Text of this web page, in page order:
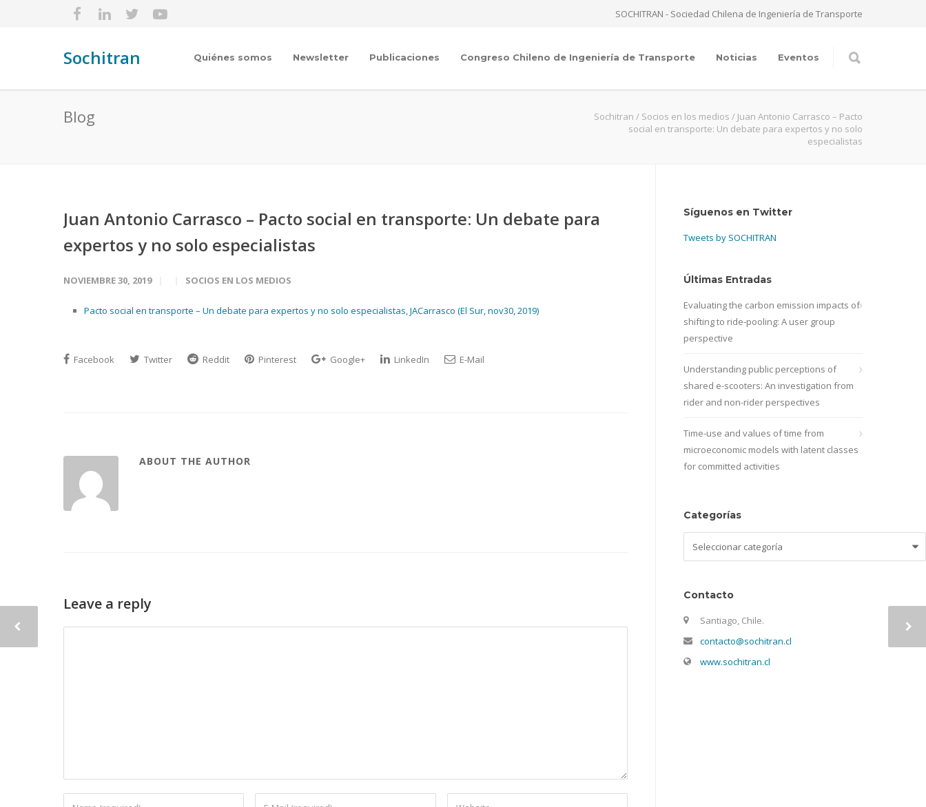
SOCHITRAN - Sociedad Chilena de Ingeniería de Transporte
Sochitran Quiénes somos Newsletter Publicaciones Congreso Chileno de Ingeniería de Transporte Noticias Eventos
Blog Sochitran / Socios en los medios / Juan Antonio Carrasco – Pacto
social en transporte: Un debate para expertos y no solo
especialistas
Juan Antonio Carrasco – Pacto social en transporte: Un debate para
expertos y no solo especialistas
NOVIEMBRE 30, 2019 SOCIOS EN LOS MEDIOS
Pacto social en transporte – Un debate para expertos y no solo especialistas, JACarrasco (El Sur, nov30, 2019)
Facebook Twitter Reddit Pinterest Google+ LinkedIn E-Mail
ABOUT THE AUTHOR
Leave a reply
Síguenos en Twitter
Tweets by SOCHITRAN
Últimas Entradas
Evaluating the carbon emission impacts of
shifting to ride-pooling: A user group
perspective
Understanding public perceptions of
shared e-scooters: An investigation from
rider and non-rider perspectives
Time-use and values of time from
microeconomic models with latent classes
for committed activities
Categorías
Contacto
Santiago, Chile.
contacto@sochitran.cl
www.sochitran.cl